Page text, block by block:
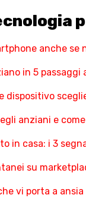
anche se
in 5 passaggi
anziani e
in casa: i 3
su
vi porta a